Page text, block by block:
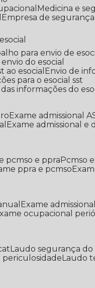
Medicina e
Empresa de
para envio de
do esocial
ao esocial
Envio de
para o esocial sst
das informações do
Exame admissional
Exame admissional e
pcmso e ppra
Pcmso
ppra e pcmso
Exame
Exame ocupacional
Laudo segurança
periculosidade Laudo